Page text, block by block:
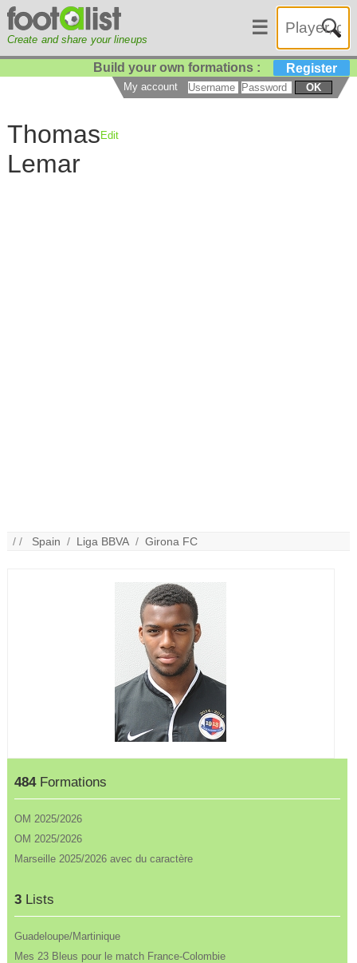
Create and share your lineups
☰
Build your own formations : Register
My account OK
Thomas
Lemar
Edit
/ / Spain / Liga BBVA /Girona FC
484Formations
OM 2025/2026
OM 2025/2026
Marseille 2025/2026 avec du caractère
3 Lists
Guadeloupe/Martinique
Mes 23 Bleus pour le match France-Colombie